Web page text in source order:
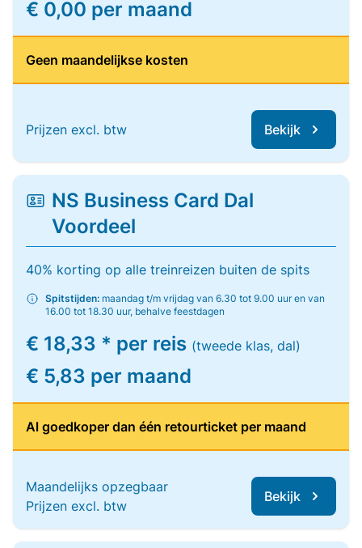
€ 0,00 per maand
Geen maandelijkse kosten
Prijzen excl. btw Bekijk
NS Business Card Dal
Voordeel
40% korting op alle treinreizen buiten de spits
Spitstijden: maandag t/m vrijdag van 6.30 tot 9.00 uur en van
16.00 tot 18.30 uur, behalve feestdagen
€ 18,33 * per reis (tweede klas, dal)
€ 5,83 per maand
Al goedkoper dan één retourticket per maand
Maandelijks opzegbaar
Prijzen excl. btw
Bekijk